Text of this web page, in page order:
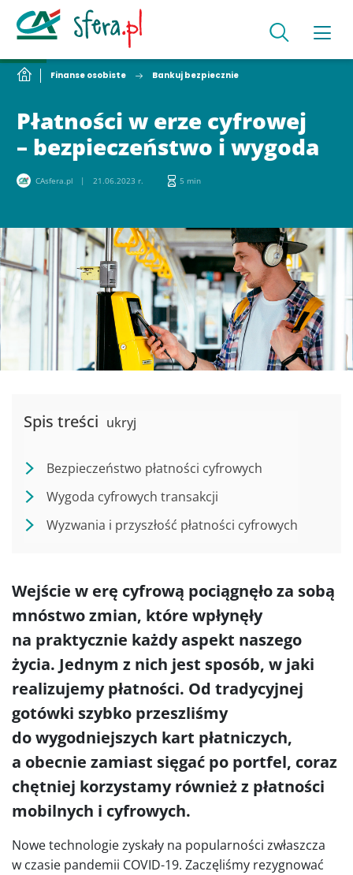
Finanse osobiste Bankuj bezpiecznie
Płatności w erze cyfrowej
– bezpieczeństwo i wygoda
CAsfera.pl 21.06.2023 r. 5 min
Spis treści ukryj
Bezpieczeństwo płatności cyfrowych
Wygoda cyfrowych transakcji
Wyzwania i przyszłość płatności cyfrowych
Wejście w erę cyfrową pociągnęło za sobą
mnóstwo zmian, które wpłynęły
na praktycznie każdy aspekt naszego
życia. Jednym z nich jest sposób, w jaki
realizujemy płatności. Od tradycyjnej
gotówki szybko przeszliśmy
do wygodniejszych kart płatniczych,
a obecnie zamiast sięgać po portfel, coraz
chętniej korzystamy również z płatności
mobilnych i cyfrowych.
Nowe technologie zyskały na popularności zwłaszcza
w czasie pandemii COVID-19. Zaczęliśmy rezygnować